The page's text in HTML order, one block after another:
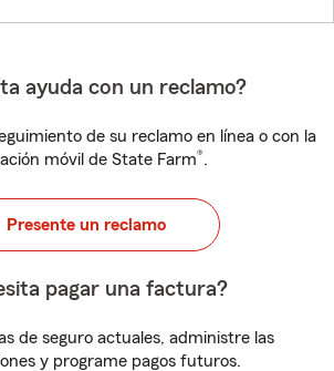
ayuda con un reclamo?
de su reclamo en línea o con la
móvil de State Farm®.
Presente un reclamo
pagar una factura?
de seguro actuales, administre las
y programe pagos futuros.